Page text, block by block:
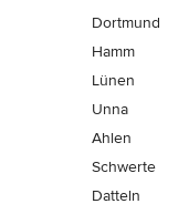
Dortmund
Hamm
Lünen
Unna
Ahlen
Schwerte
Datteln